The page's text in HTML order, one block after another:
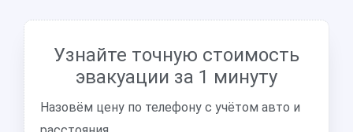
Узнайте точную стоимость
эвакуации за 1 минуту
Назовём цену по телефону с учётом авто и